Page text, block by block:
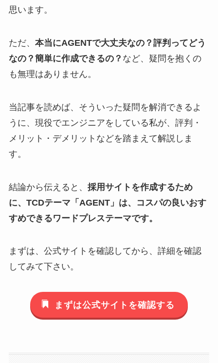
思います。
ただ、 本当にAGENTで大丈夫なの？評判ってどう
なの？簡単に作成できるの？ など、疑問を抱くの
も無理はありません。
当記事を読めば、そういった疑問を解消できるよ
うに、現役でエンジニアをしている私が、評判・
メリット・デメリットなどを踏まえて解説しま
す。
結論から伝えると、 採用サイトを作成するため
に、TCDテーマ「AGENT」は、コスパの良いおす
すめできるワードプレステーマです。
まずは、公式サイトを確認してから、詳細を確認
してみて下さい。
まずは公式サイトを確認する